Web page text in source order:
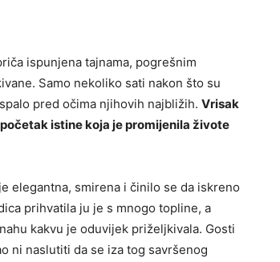
ispunjena tajnama, pogrešnim
Samo nekoliko sati nakon što su
pred očima njihovih najbližih. Vrisak
istine koja je promijenila živote
elegantna, smirena i činilo se da iskreno
prihvatila ju je s mnogo topline, a
kakvu je oduvijek priželjkivala. Gosti
ni naslutiti da se iza tog savršenog